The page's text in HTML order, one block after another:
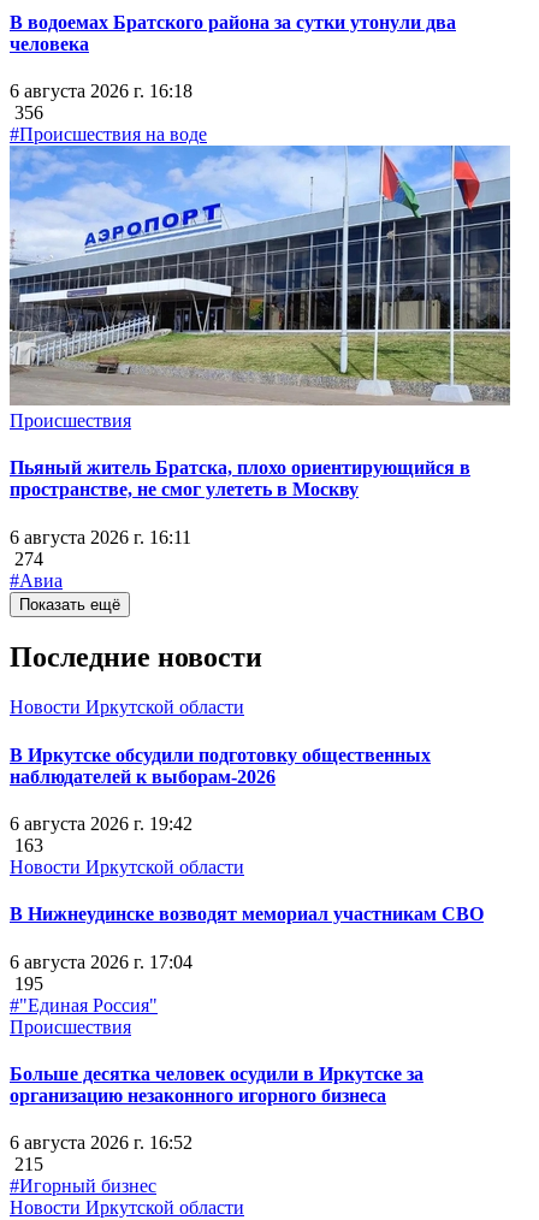
В водоемах Братского района за сутки утонули два
человека
6 августа 2026 г. 16:18
356
#Происшествия на воде
Происшествия
Пьяный житель Братска, плохо ориентирующийся в
пространстве, не смог улететь в Москву
6 августа 2026 г. 16:11
274
#Авиа
Показать ещё
Последние новости
Новости Иркутской области
В Иркутске обсудили подготовку общественных
наблюдателей к выборам-2026
6 августа 2026 г. 19:42
163
Новости Иркутской области
В Нижнеудинске возводят мемориал участникам СВО
6 августа 2026 г. 17:04
195
#"Единая Россия"
Происшествия
Больше десятка человек осудили в Иркутске за
организацию незаконного игорного бизнеса
6 августа 2026 г. 16:52
215
#Игорный бизнес
Новости Иркутской области